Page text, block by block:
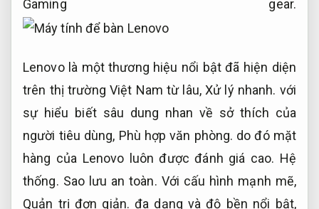
Gaming gear.
Lenovo là một thương hiệu nổi bật đã hiện diện
trên thị trường Việt Nam từ lâu,Xử lý nhanh. với
sự hiểu biết sâu dung nhan về sở thích của
người tiêu dùng, Phù hợp văn phòng. do đó mặt
hàng của Lenovo luôn được đánh giá cao. Hệ
thống. Sao lưu an toàn. Với cấu hình mạnh mẽ,
Quản trị đơn giản. đa dạng và độ bền nổi bật,